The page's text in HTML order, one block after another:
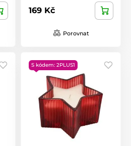
169 Kč
Porovnat
S kódem: 2PLUS1